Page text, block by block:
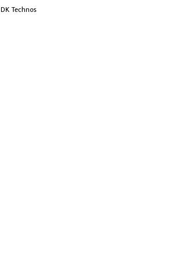
DK Technos